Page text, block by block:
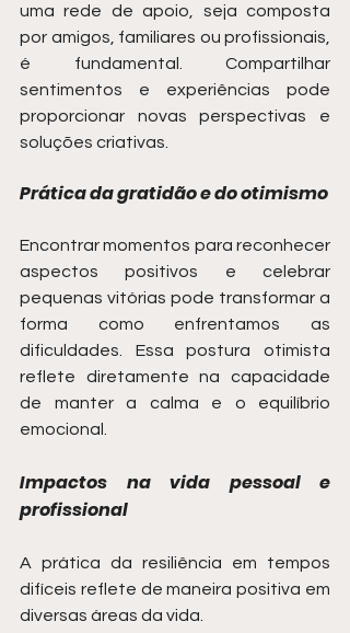
uma rede de apoio, seja composta
por amigos, familiares ou profissionais,
é fundamental. Compartilhar
sentimentos e experiências pode
proporcionar novas perspectivas e
soluções criativas.
Prática da gratidão e do otimismo
Encontrar momentos para reconhecer
aspectos positivos e celebrar
pequenas vitórias pode transformar a
forma como enfrentamos as
dificuldades. Essa postura otimista
reflete diretamente na capacidade
de manter a calma e o equilíbrio
emocional.
Impactos na vida pessoal e
profissional
A prática da resiliência em tempos
difíceis reflete de maneira positiva em
diversas áreas da vida.